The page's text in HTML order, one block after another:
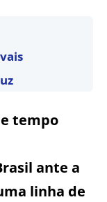
tempo
ante a
linha de